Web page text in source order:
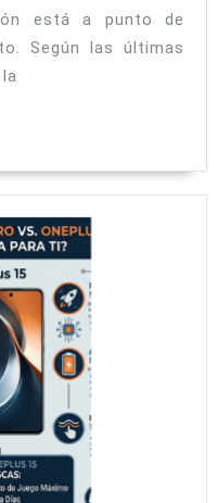
está a punto de
Según las últimas